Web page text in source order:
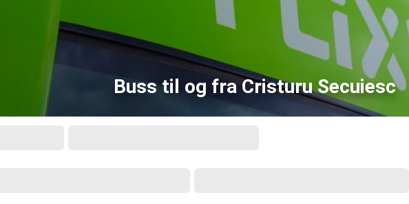
Buss til og fra Cristuru Secuiesc